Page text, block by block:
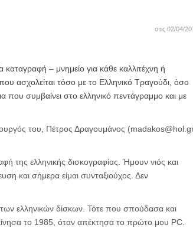
στις 02/04/
– μνημείο για κάθε καλλιτέχνη ή
ασχολείται τόσο με το Ελληνικό Τραγούδι, όσο
που συμβαίνει στο ελληνικό πεντάγραμμο και με
του, Πέτρος Δραγουμάνος
της ελληνικής δισκογραφίας. Ήμουν νιός και
και σήμερα είμαι συνταξιούχος. Δεν
ελληνικών δίσκων. Τότε που σπούδασα και
το 1985, όταν απέκτησα το πρώτο μου PC.